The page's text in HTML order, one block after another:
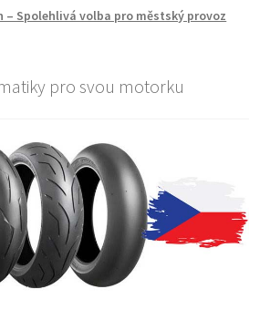
– Spolehlivá volba pro městský provoz
pro svou motorku